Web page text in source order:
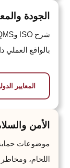
الجودة
بالواقع
المعايير
الأمن
موضوعات حماية
اللحام،